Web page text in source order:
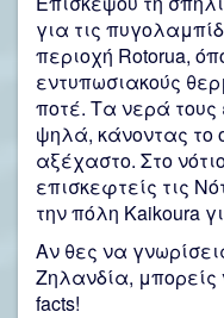
για τις
περιοχή Rotorua,
εντυπωσιακούς
ποτέ. Τα νερά τους
ψηλά, κάνοντας το
αξέχαστο. Στο
επισκεφτείς τις
την πόλη Kaikoura
Αν θες να
Ζηλανδία,
facts!